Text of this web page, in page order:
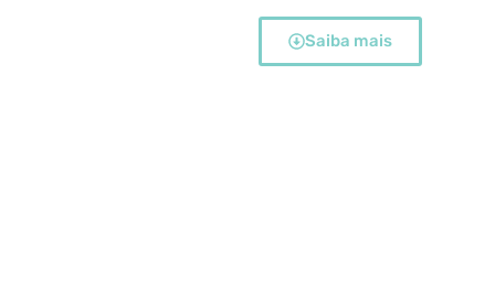
Saiba mais